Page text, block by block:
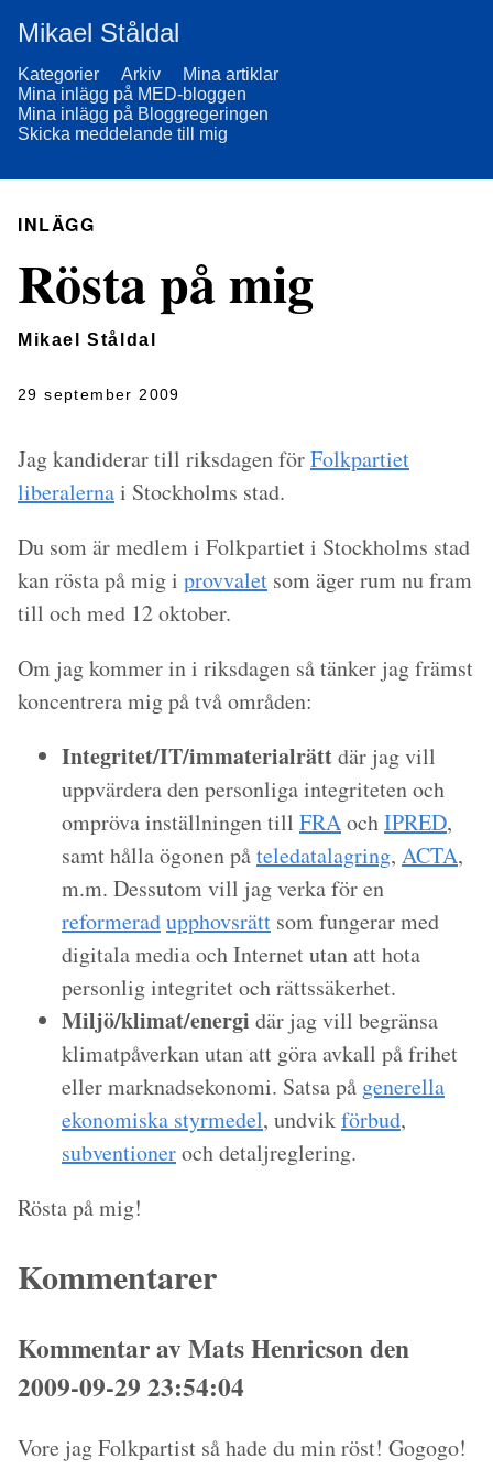
Mikael Ståldal
Kategorier Arkiv
Mina artiklar
Mina inlägg på MED-bloggen
Mina inlägg på Bloggregeringen
Skicka meddelande till mig
INLÄGG
Rösta på mig
Mikael Ståldal
29 september 2009
Jag kandiderar till riksdagen förFolkpartiet
liberalernai Stockholms stad.
Du som är medlem i Folkpartiet i Stockholms stad
kan rösta på mig i provvalet som äger rum nu fram
till och med 12 oktober.
Om jag kommer in i riksdagen så tänker jag främst
koncentrera mig på två områden:
Integritet/IT/immaterialrättdär jag vill
uppvärdera den personliga integriteten och
ompröva inställningen till FRAochIPRED,
samt hålla ögonen påteledatalagring, ACTA,
m.m. Dessutom vill jag verka för en
reformeradupphovsrätt som fungerar med
digitala media och Internet utan att hota
personlig integritet och rättssäkerhet.
Miljö/klimat/energi där jag vill begränsa
klimatpåverkan utan att göra avkall på frihet
eller marknadsekonomi. Satsa på generella
ekonomiska styrmedel, undvikförbud,
subventioneroch detaljreglering.
Rösta på mig!
Kommentarer
Kommentar av Mats Henricson den
2009-09-29 23:54:04
Vore jag Folkpartist så hade du min röst! Gogogo!